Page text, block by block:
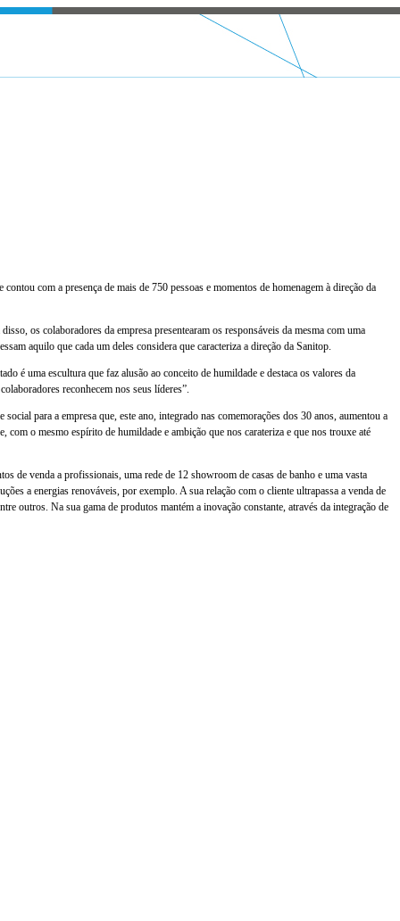
com a presença de mais de 750 pessoas e momentos de homenagem à direção da
os colaboradores da empresa presentearam os responsáveis da mesma com uma
aquilo que cada um deles considera que caracteriza a direção da Sanitop.
é uma escultura que faz alusão ao conceito de humildade e destaca os valores da
reconhecem nos seus líderes”.
para a empresa que, este ano, integrado nas comemorações dos 30 anos, aumentou a
o mesmo espírito de humildade e ambição que nos carateriza e que nos trouxe até
de venda a profissionais, uma rede de 12 showroom de casas de banho e uma vasta
a energias renováveis, por exemplo. A sua relação com o cliente ultrapassa a venda de
outros. Na sua gama de produtos mantém a inovação constante, através da integração de